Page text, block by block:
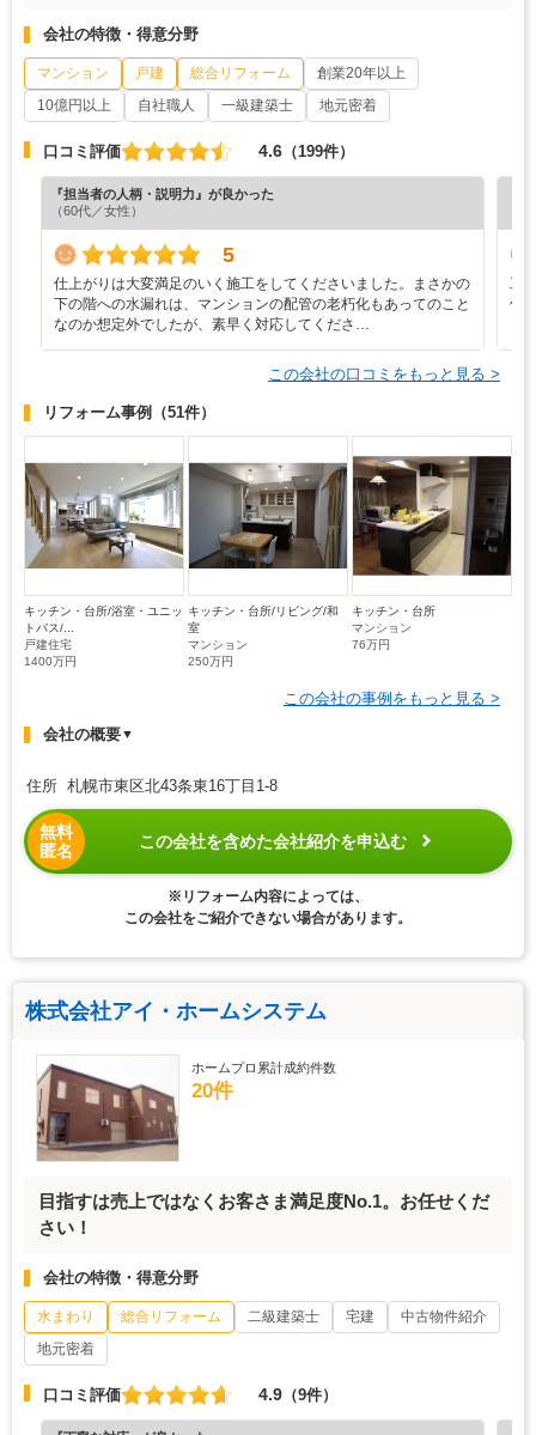
会社の特徴・得意分野
マンション 戸建 総合リフォーム
創業20年以上
10億円以上
自社職人 一級建築士 地元密着
口コミ評価 4.6 （199件）
『担当者の人柄・説明力』が良かった
（60代／女性）
5
仕上がりは大変満足のいく施工をしてくださいました。まさかの
下の階への水漏れは、マンションの配管の老朽化もあってのこと
なのか想定外でしたが、素早く対応してくださ…
工
伝
この会社の口コミをもっと見る >
リフォーム事例 （51件）
キッチン・台所/浴室・ユニッ
トバス/...
戸建住宅
1400万円
キッチン・台所/リビング/和
室
マンション
250万円
キッチン・台所
マンション
76万円
この会社の事例をもっと見る >
会社の概要▼
住所 札幌市東区北43条東16丁目1-8
無料
匿名
この会社を含めた会社紹介を申込む
※リフォーム内容によっては、
この会社をご紹介できない場合があります。
株式会社アイ・ホームシステム
ホームプロ累計成約件数
20件
目指すは売上ではなくお客さま満足度No.1。お任せくだ
さい！
会社の特徴・得意分野
水まわり 総合リフォーム 二級建築士 宅建
中古物件紹介
地元密着
口コミ評価 4.9 （9件）